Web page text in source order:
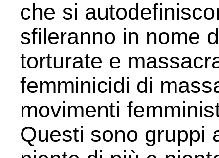
che si
sfileranno in nome
torturate e
femminicidi di
movimenti
Questi sono gruppi